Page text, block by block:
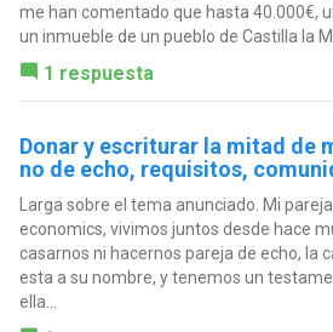
me han comentado que hasta 40.000€,
un inmueble de un pueblo de Castilla la
1 respuesta
Donar y escriturar la mitad de
no de echo, requisitos,
Larga sobre el tema anunciado. Mi
economics, vivimos juntos desde hace
casarnos ni hacernos pareja de echo, la
esta a su nombre, y tenemos un
ella...